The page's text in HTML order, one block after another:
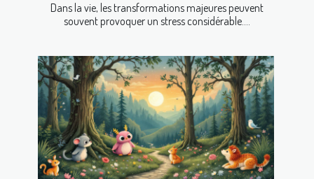
Dans la vie, les transformations majeures peuvent
souvent provoquer un stress considérable....